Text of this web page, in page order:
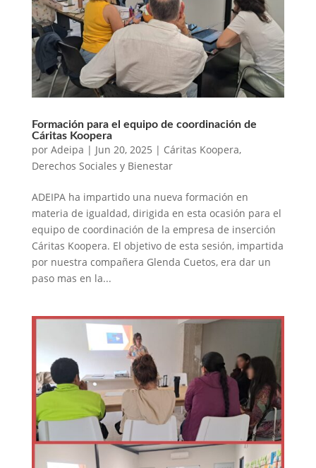
Formación para el equipo de coordinación de
Cáritas Koopera
por Adeipa | Jun 20, 2025 | Cáritas Koopera,
Derechos Sociales y Bienestar
ADEIPA ha impartido una nueva formación en
materia de igualdad, dirigida en esta ocasión para el
equipo de coordinación de la empresa de inserción
Cáritas Koopera. El objetivo de esta sesión, impartida
por nuestra compañera Glenda Cuetos, era dar un
paso mas en la...